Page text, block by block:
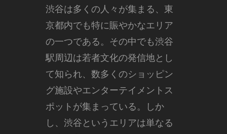
渋谷は多くの人々が集まる、東
京都内でも特に賑やかなエリア
の一つである。 その中でも渋谷
駅周辺は若者文化の発信地とし
て知られ、数多くのショッピン
グ施設やエンターテイメントス
ポットが集まっている。しか
し、渋谷というエリアは単なる